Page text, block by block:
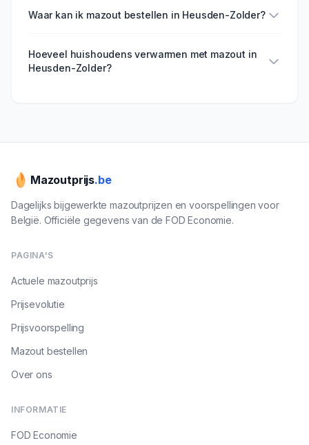
Waar kan ik mazout bestellen in Heusden-Zolder?
Hoeveel huishoudens verwarmen met mazout in
Heusden-Zolder?
Mazoutprijs.be
Dagelijks bijgewerkte mazoutprijzen en voorspellingen voor
België. Officiële gegevens van de FOD Economie.
PAGINA'S
Actuele mazoutprijs
Prijsevolutie
Prijsvoorspelling
Mazout bestellen
Over ons
INFORMATIE
FOD Economie